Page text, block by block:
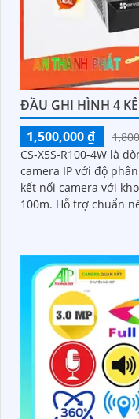
ĐẦU GHI HÌNH 4
1,500,000 ₫
CS-X5S-R100-4W là
camera IP với độ
kết nối camera với
100m. Hỗ trợ chuẩn